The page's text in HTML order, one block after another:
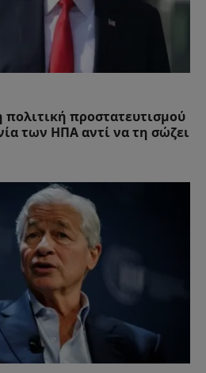
προστατευτισμού
των ΗΠΑ αντί να τη σώζει